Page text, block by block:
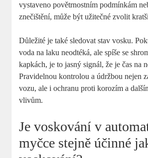
vystaveno povětrnostním podmínkám
znečištění, může být užitečné zvolit
Důležité je také sledovat stav vosku.
voda na laku neodtéká, ale spíše se
kapkách, je to jasný signál, že je čas na
Pravidelnou kontrolou a údržbou nejen
vozu, ale i ochranu proti korozím a
vlivům.
Je voskování v
myčce stejně účinné